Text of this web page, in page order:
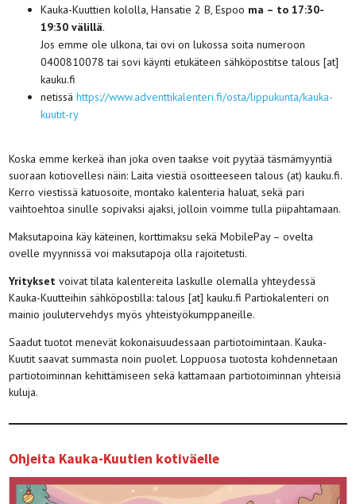
Kauka-Kuuttien kololla, Hansatie 2 B, Espoo ma – to 17:30-
19:30 välillä.
Jos emme ole ulkona, tai ovi on lukossa soita numeroon
0400810078 tai sovi käynti etukäteen sähköpostitse talous [at]
kauku.fi
netissähttps://www.adventtikalenteri.fi/osta/lippukunta/kauka-
kuutit-ry
Koska emme kerkeä ihan joka oven taakse voit pyytää täsmämyyntiä
suoraan kotiovellesi näin: Laita viestiä osoitteeseen talous (at) kauku.fi.
Kerro viestissä katuosoite, montako kalenteria haluat, sekä pari
vaihtoehtoa sinulle sopivaksi ajaksi, jolloin voimme tulla piipahtamaan.
Maksutapoina käy käteinen, korttimaksu sekä MobilePay – ovelta
ovelle myynnissä voi maksutapoja olla rajoitetusti.
Yritykset voivat tilata kalentereita laskulle olemalla yhteydessä
Kauka-Kuutteihin sähköpostilla: talous [at] kauku.fi Partiokalenteri on
mainio joulutervehdys myös yhteistyökumppaneille.
Saadut tuotot menevät kokonaisuudessaan partiotoimintaan. Kauka-
Kuutit saavat summasta noin puolet. Loppuosa tuotosta kohdennetaan
partiotoiminnan kehittämiseen sekä kattamaan partiotoiminnan yhteisiä
kuluja.
Ohjeita Kauka-Kuutien kotiväelle